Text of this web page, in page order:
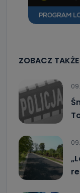
ZOBACZ TAKŻE